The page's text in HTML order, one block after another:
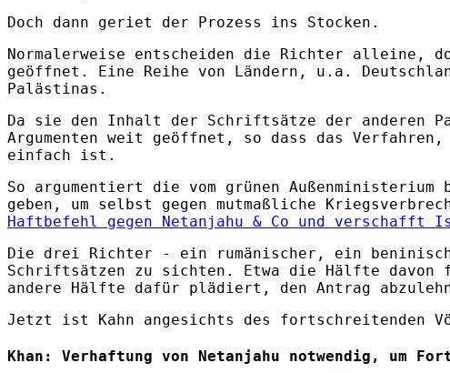
Doch dann geriet der Prozess ins Stocken.
Normalerweise entscheiden die Richter alleine,
geöffnet. Eine Reihe von Ländern, u.a.
Palästinas.
Da sie den Inhalt der Schriftsätze der anderen
Argumenten weit geöffnet, so dass das
einfach ist.
So argumentiert die vom grünen
geben, um selbst gegen mutmaßliche
Haftbefehl gegen Netanjahu & Co und verschafft
Die drei Richter - ein rumänischer, ein
Schriftsätzen zu sichten. Etwa die Hälfte davon
andere Hälfte dafür plädiert, den Antrag
Jetzt ist Kahn angesichts des fortschreitenden
Khan: Verhaftung von Netanjahu notwendig, um